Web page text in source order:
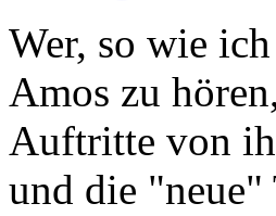
Wer, so wie
Amos zu
Auftritte von
und die